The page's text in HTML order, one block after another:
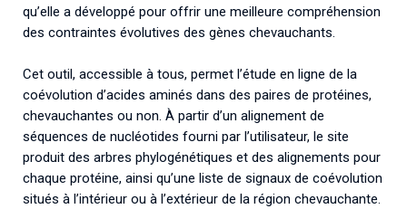
qu’elle a développé pour offrir une meilleure compréhension
des contraintes évolutives des gènes chevauchants.
Cet outil, accessible à tous, permet l’étude en ligne de la
coévolution d’acides aminés dans des paires de protéines,
chevauchantes ou non. À partir d’un alignement de
séquences de nucléotides fourni par l’utilisateur, le site
produit des arbres phylogénétiques et des alignements pour
chaque protéine, ainsi qu’une liste de signaux de coévolution
situés à l’intérieur ou à l’extérieur de la région chevauchante.